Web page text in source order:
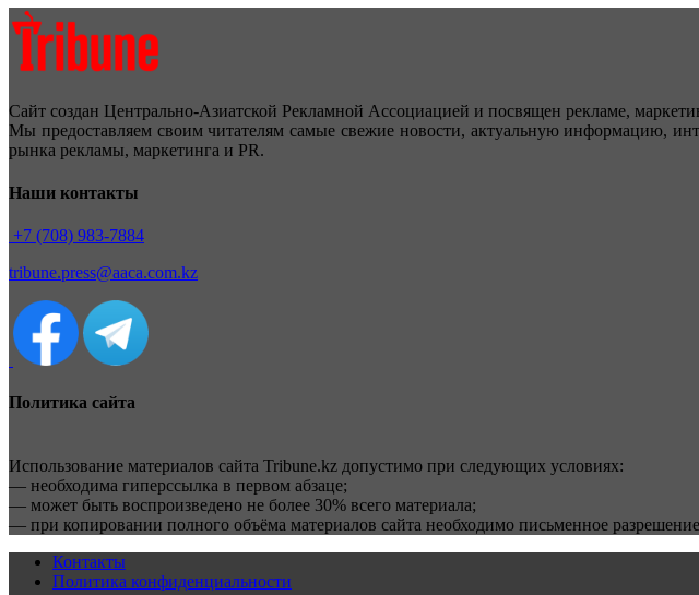
Сайт создан Центрально-Азиатской Рекламной Ассоциацией и посвящен рекламе,
Мы предоставляем своим читателям самые свежие новости, актуальную информацию,
рынка рекламы, маркетинга и PR.
Наши контакты
+7 (708) 983-7884
tribune.press@aaca.com.kz
Политика сайта
Использование материалов сайта Tribune.kz допустимо при следующих условиях:
— необходима гиперссылка в первом абзаце;
— может быть воспроизведено не более 30% всего материала;
— при копировании полного объёма материалов сайта необходимо письменное
Контакты
Политика конфиденциальности